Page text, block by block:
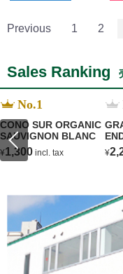
Previous 1 2
Sales Ranking
No.1
CONO SUR ORGANIC
SAUVIGNON BLANC
¥1,300 incl. tax ¥